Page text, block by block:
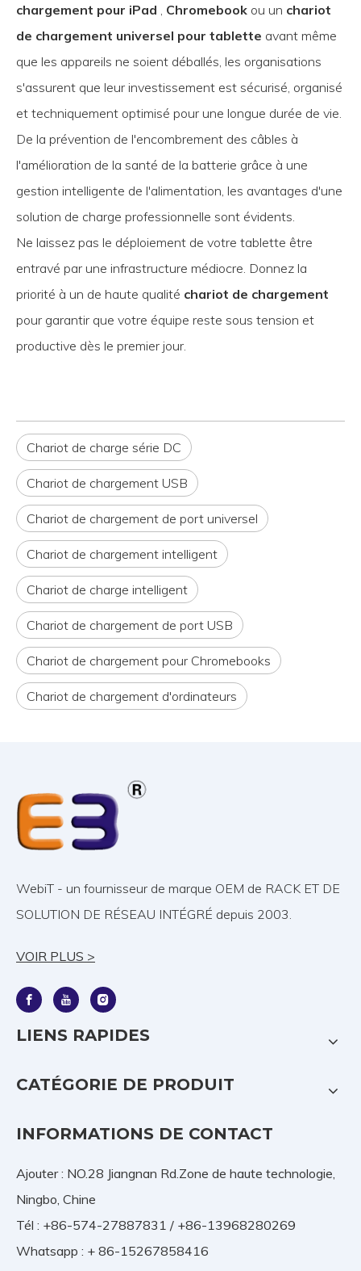
chargement pour iPad
Chromebook ou un chariot
de chargement universel pour tablette avant même
que les appareils ne soient déballés, les organisations
s'assurent que leur investissement est sécurisé, organisé
et techniquement optimisé pour une longue durée de vie.
De la prévention de l'encombrement des câbles à
l'amélioration de la santé de la batterie grâce à une
gestion intelligente de l'alimentation, les avantages d'une
solution de charge professionnelle sont évidents.
Ne laissez pas le déploiement de votre tablette être
entravé par une infrastructure médiocre. Donnez la
priorité à un de haute qualité chariot de chargement
pour garantir que votre équipe reste sous tension et
productive dès le premier jour.
Chariot de charge série DC
Chariot de chargement USB
Chariot de chargement de port universel
Chariot de chargement intelligent
Chariot de charge intelligent
Chariot de chargement de port USB
Chariot de chargement pour Chromebooks
Chariot de chargement d'ordinateurs
WebiT - un fournisseur de marque OEM de RACK ET DE
SOLUTION DE RÉSEAU INTÉGRÉ depuis 2003.
VOIR PLUS >
LIENS RAPIDES
CATÉGORIE DE PRODUIT
INFORMATIONS DE CONTACT
Ajouter : NO.28 Jiangnan Rd.Zone de haute technologie,
Ningbo, Chine
Tél : +86-574-27887831 / +86-13968280269
Whatsapp : + 86-15267858416